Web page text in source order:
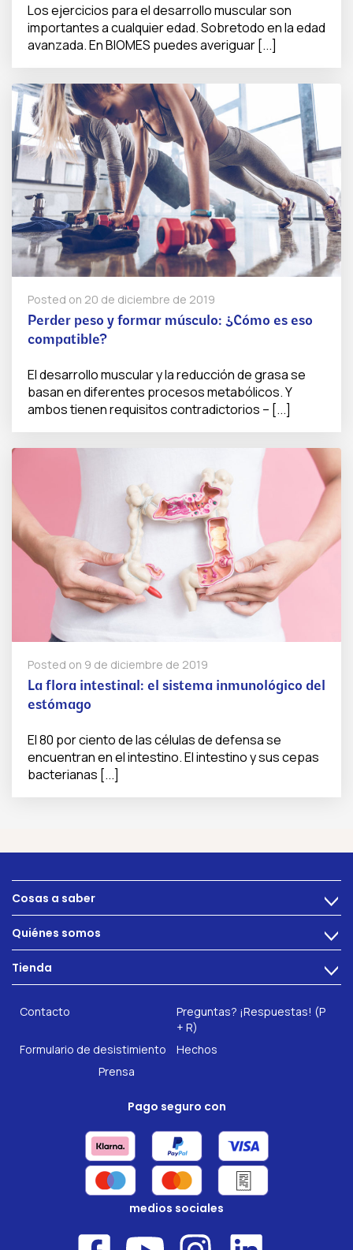
Los ejercicios para el desarrollo muscular son
importantes a cualquier edad. Sobretodo en la edad
avanzada. En BIOMES puedes averiguar [...]
Posted on 20 de diciembre de 2019
Perder peso y formar músculo: ¿Cómo es eso
compatible?
El desarrollo muscular y la reducción de grasa se
basan en diferentes procesos metabólicos. Y
ambos tienen requisitos contradictorios – [...]
Posted on 9 de diciembre de 2019
La flora intestinal: el sistema inmunológico del
estómago
El 80 por ciento de las células de defensa se
encuentran en el intestino. El intestino y sus cepas
bacterianas [...]
Cosas a saber >
Alimentacion
Problemas intestinales
Salud intestinal
Quiénes somos >
Tecnología
Tienda >
INTEST.pro
Nuestros complementos alimenticios
Contacto
Preguntas? ¡Respuestas! (P
+ R)
Formulario de desistimiento
Hechos
Prensa
Pago seguro con
medios sociales